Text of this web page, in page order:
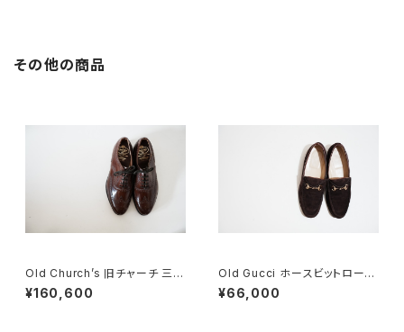
その他の商品
Old Church’s 旧チャーチ 三都
市 HICKSTEAD 65G DEADS
TOCK
¥160,600
Old Gucci ホースビットローフ
ァー 5B Dark Brown Suede
¥66,000